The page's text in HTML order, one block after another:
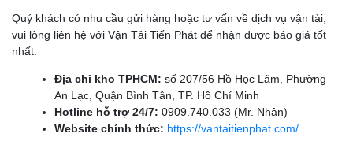
Quý khách có nhu cầu gửi hàng hoặc tư vấn về dịch vụ vận tải,
vui lòng liên hệ với Vận Tải Tiến Phát để nhận được báo giá tốt
nhất:
Địa chỉ kho TPHCM: số 207/56 Hồ Học Lãm, Phường
An Lạc, Quận Bình Tân, TP. Hồ Chí Minh
Hotline hỗ trợ 24/7: 0909.740.033 (Mr. Nhân)
Website chính thức: https://vantaitienphat.com/